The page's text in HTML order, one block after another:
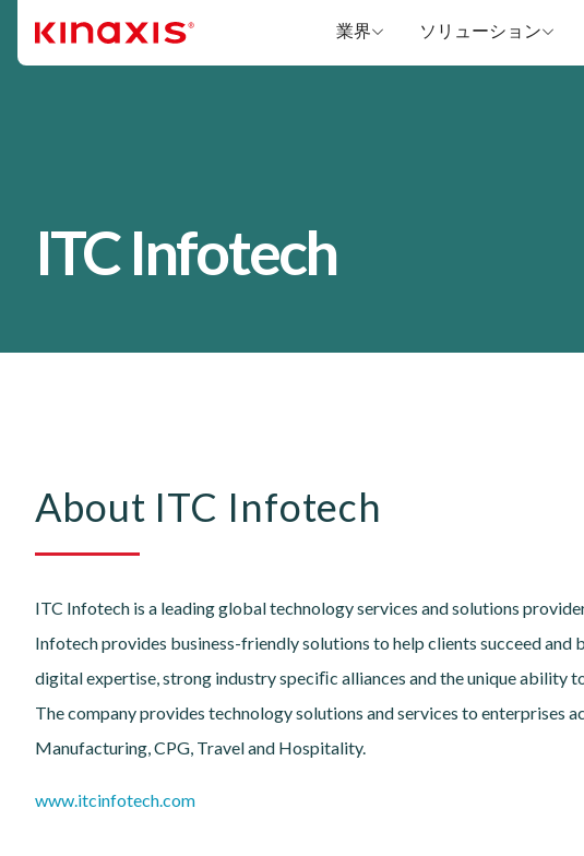
業界
ソリューション
ITC Infotech
About ITC Infotech
ITC Infotech is a leading global technology services and solutions
Infotech provides business-friendly solutions to help clients succeed
digital expertise, strong industry speciﬁc alliances and the unique ability
The company provides technology solutions and services to enterprises
Manufacturing, CPG, Travel and Hospitality.
www.itcinfotech.com